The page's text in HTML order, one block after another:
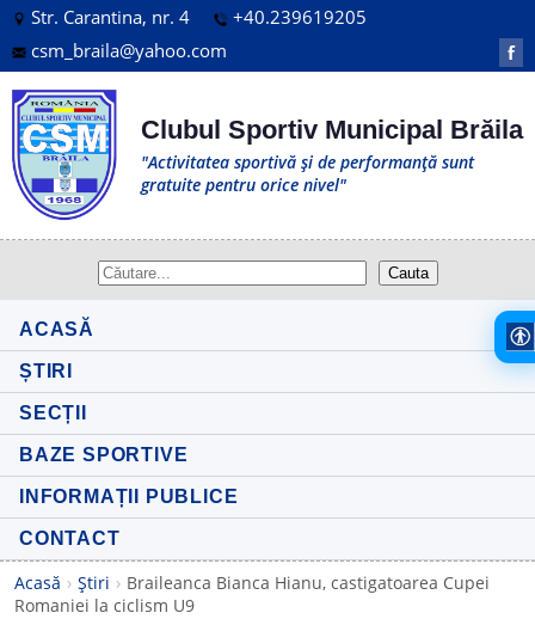
Str. Carantina, nr. 4
+40.239619205
csm_braila@yahoo.com
f
Clubul Sportiv Municipal Brăila
"Activitatea sportivă și de performanță sunt
gratuite pentru orice nivel"
ACASĂ
ȘTIRI
SECȚII
BAZE SPORTIVE
INFORMAȚII PUBLICE
CONTACT
Acasă › Știri › Braileanca Bianca Hianu, castigatoarea Cupei
Romaniei la ciclism U9